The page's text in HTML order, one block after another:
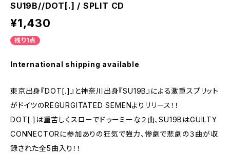
SU19B//DOT[.] / SPLIT CD
¥1,430
残り1点
International shipping available
東京出身『DOT[.]』と神奈川出身『SU19B』による激重スプリット
がドイツのREGURGITATED SEMENよりリリース！！
DOT[.]は重苦しくスローでドゥーミーな２曲、SU19BはGUILTY
CONNECTORに参加ありの狂気で強力、惨劇で悲劇の３曲が収
録された全5曲入り！！